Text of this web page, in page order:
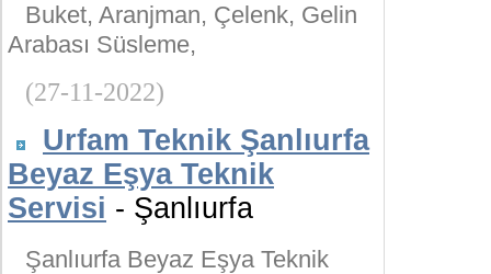
Buket, Aranjman, Çelenk, Gelin
Arabası Süsleme,
(27-11-2022)
Urfam Teknik Şanlıurfa
Beyaz Eşya Teknik
Servisi - Şanlıurfa
Şanlıurfa Beyaz Eşya Teknik